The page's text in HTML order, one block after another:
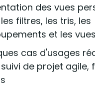
des vues
filtres, les tris, les
et les
cas d'usages
suivi de projet agile,